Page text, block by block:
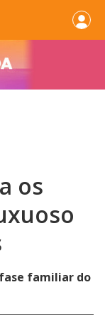
os
familiar do